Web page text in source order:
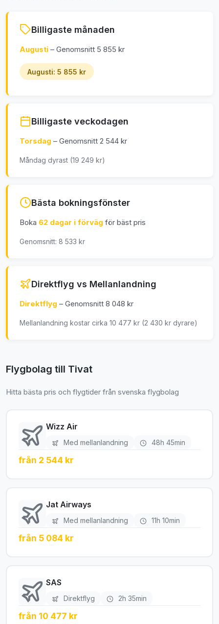
Billigaste månaden
Augusti – Genomsnitt 5 855 kr
Augusti: 5 855 kr
Billigaste veckodagen
Torsdag – Genomsnitt 2 544 kr
Måndag dyrast (19 249 kr)
Bästa bokningsfönster
Boka 62 dagar i förväg för bäst pris
Genomsnitt: 8 533 kr
Direktflyg vs Mellanlandning
Direktflyg – Genomsnitt 8 048 kr
Mellanlandning kostar cirka 10 477 kr (2 430 kr dyrare)
Flygbolag till Tivat
Hitta bästa pris och flygtider från svenska flygbolag
Wizz Air
Med mellanlandning 48h 45min
från 2 544 kr
Jat Airways
Med mellanlandning 11h 10min
från 5 084 kr
SAS
Direktflyg 2h 35min
från 10 477 kr